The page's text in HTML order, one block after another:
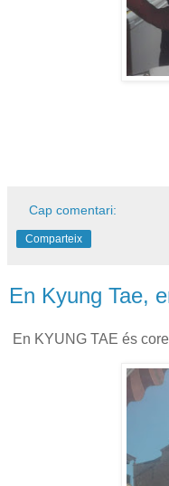
Cap comentari:
Comparteix
En Kyung Tae,
En KYUNG TAE és